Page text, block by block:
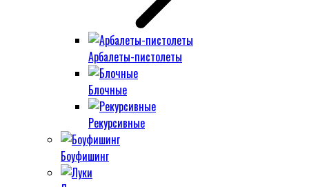
Арбалеты-пистолеты
Блочные
Рекурсивные
Боуфишинг